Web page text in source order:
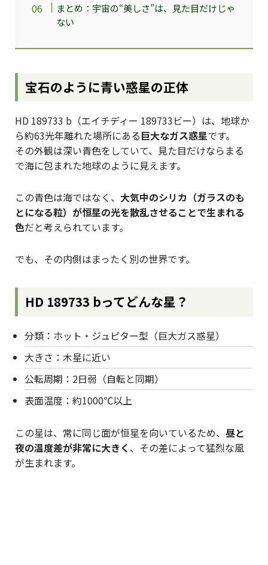
まとめ：宇宙の“美しさ”は、見た目だけじゃ
ない
宝石のように青い惑星の正体
HD 189733 b（エイチディー 189733ビー）は、地球か
ら約63光年離れた場所にある巨大なガス惑星です。
その外観は深い青色をしていて、見た目だけならまる
で海に包まれた地球のように見えます。
この青色は海ではなく、 大気中のシリカ（ガラスのも
とになる粒）が恒星の光を散乱させることで生まれる
色だと考えられています。
でも、その内側はまったく別の世界です。
HD 189733 bってどんな星？
分類：ホット・ジュピター型（巨大ガス惑星）
大きさ：木星に近い
公転周期：2日弱（自転と同期）
表面温度：約1000℃以上
この星は、常に同じ面が恒星を向いているため、 昼と
夜の温度差が非常に大きく 、その差によって猛烈な風
が生まれます。